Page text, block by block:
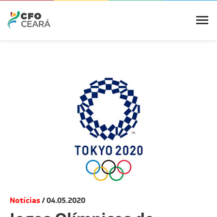
Notícias 04.05.2020